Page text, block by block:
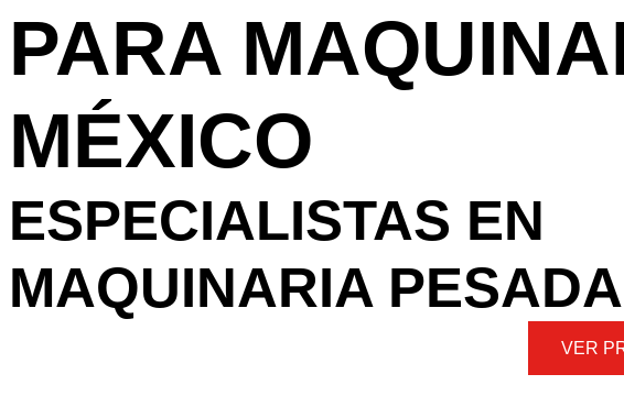
PARA
MÉXICO
ESPECIALISTAS EN
MAQUINARIA PESADA
VER